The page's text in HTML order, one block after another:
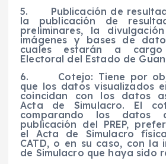
5. Publicación de
la publicación de
preliminares, la
imágenes y bases de
cuales estarán a
Electoral del Estado de
6. Cotejo: Tiene por
que los datos visualizados
coincidan con los datos
Acta de Simulacro. El
comparando los datos
publicación del PREP,
el Acta de Simulacro
CATD, o en su caso, con la
de Simulacro que haya sido